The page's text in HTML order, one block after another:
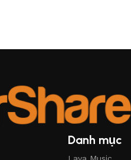
Danh mục
Lava Music